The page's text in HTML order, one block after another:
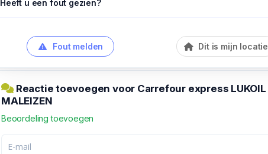
Heeft u een fout gezien?
Fout melden Dit is mijn locatie
Reactie toevoegen voor Carrefour express LUKOIL
MALEIZEN
Beoordeling toevoegen